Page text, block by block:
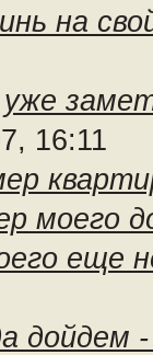
на
16:11
моего
еще
дойдем